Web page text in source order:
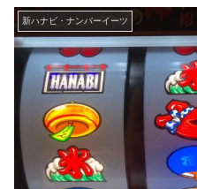
新ハナビ・ナンバーイーツ